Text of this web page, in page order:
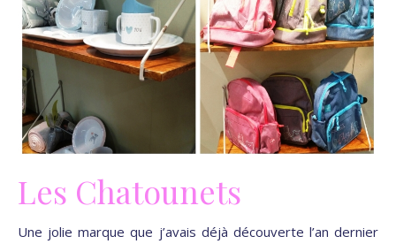
Les Chatounets
Une jolie marque que j’avais déjà découverte l’an dernier